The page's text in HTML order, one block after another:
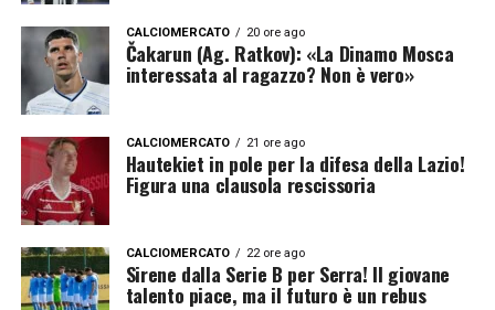
CALCIOMERCATO 20 ore ago
Čakarun (Ag. Ratkov): «La Dinamo Mosca
interessata al ragazzo? Non è vero»
CALCIOMERCATO 21 ore ago
Hautekiet in pole per la difesa della Lazio!
Figura una clausola rescissoria
CALCIOMERCATO 22 ore ago
Sirene dalla Serie B per Serra! Il giovane
talento piace, ma il futuro è un rebus